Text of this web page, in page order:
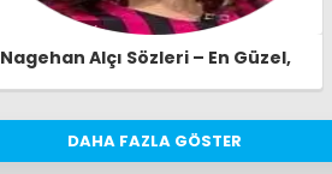
Nagehan Alçı Sözleri – En Güzel,
DAHA FAZLA GÖSTER